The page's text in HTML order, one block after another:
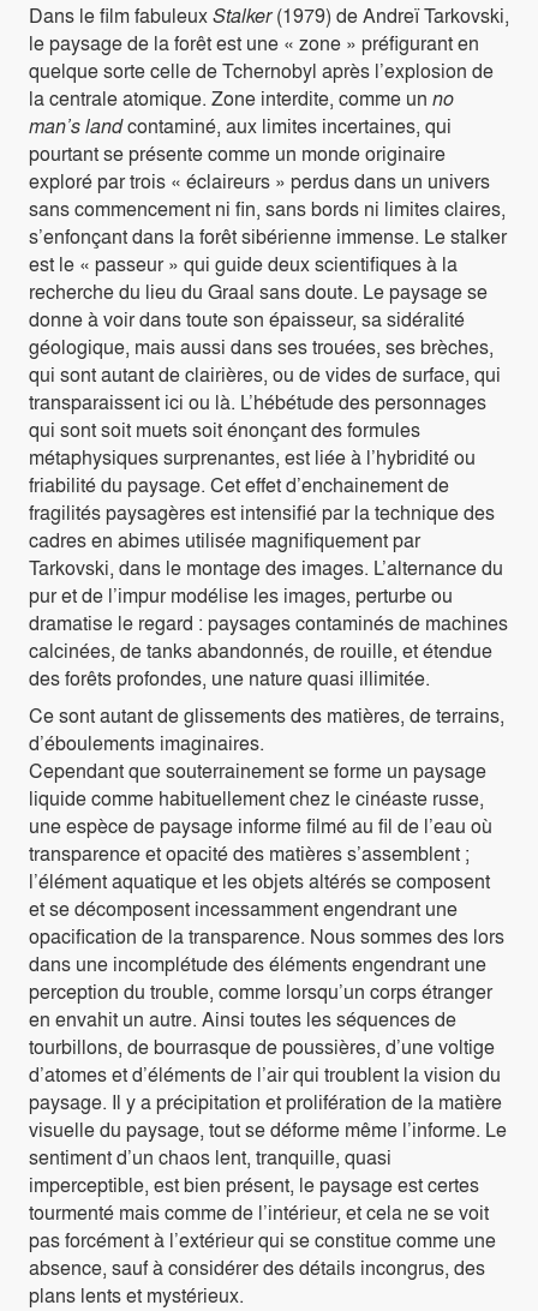
Dans le film fabuleuxStalker(1979) de Andreï Tarkovski,
le paysage de la forêt est une « zone » préfigurant en
quelque sorte celle de Tchernobyl après l’explosion de
la centrale atomique. Zone interdite, comme un no
man’s landcontaminé, aux limites incertaines, qui
pourtant se présente comme un monde originaire
exploré par trois « éclaireurs » perdus dans un univers
sans commencement ni fin, sans bords ni limites claires,
s’enfonçant dans la forêt sibérienne immense. Le stalker
est le « passeur » qui guide deux scientifiques à la
recherche du lieu du Graal sans doute. Le paysage se
donne à voir dans toute son épaisseur, sa sidéralité
géologique, mais aussi dans ses trouées, ses brèches,
qui sont autant de clairières, ou de vides de surface, qui
transparaissent ici ou là. L’hébétude des personnages
qui sont soit muets soit énonçant des formules
métaphysiques surprenantes, est liée à l’hybridité ou
friabilité du paysage. Cet effet d’enchainement de
fragilités paysagères est intensifié par la technique des
cadres en abimes utilisée magnifiquement par
Tarkovski, dans le montage des images. L’alternance du
pur et de l’impur modélise les images, perturbe ou
dramatise le regard : paysages contaminés de machines
calcinées, de tanks abandonnés, de rouille, et étendue
des forêts profondes, une nature quasi illimitée.
Ce sont autant de glissements des matières, de terrains,
d’éboulements imaginaires.
Cependant que souterrainement se forme un paysage
liquide comme habituellement chez le cinéaste russe,
une espèce de paysage informe filmé au fil de l’eau où
transparence et opacité des matières s’assemblent ;
l’élément aquatique et les objets altérés se composent
et se décomposent incessamment engendrant une
opacification de la transparence. Nous sommes des lors
dans une incomplétude des éléments engendrant une
perception du trouble, comme lorsqu’un corps étranger
en envahit un autre. Ainsi toutes les séquences de
tourbillons, de bourrasque de poussières, d’une voltige
d’atomes et d’éléments de l’air qui troublent la vision du
paysage. Il y a précipitation et prolifération de la matière
visuelle du paysage, tout se déforme même l’informe. Le
sentiment d’un chaos lent, tranquille, quasi
imperceptible, est bien présent, le paysage est certes
tourmenté mais comme de l’intérieur, et cela ne se voit
pas forcément à l’extérieur qui se constitue comme une
absence, sauf à considérer des détails incongrus, des
plans lents et mystérieux.